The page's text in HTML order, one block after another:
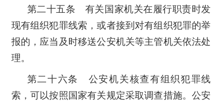
第二十五条 有关国家机关在履行职责时发
现有组织犯罪线索，或者接到对有组织犯罪的举
报的，应当及时移送公安机关等主管机关依法处
理。
第二十六条 公安机关核查有组织犯罪线
索，可以按照国家有关规定采取调查措施。公安